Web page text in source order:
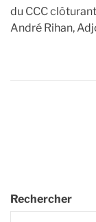
du CCC
André Rihan,
Rechercher